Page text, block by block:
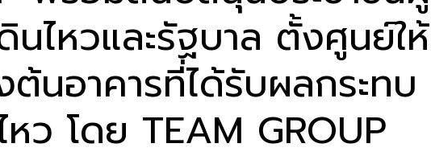
ไหวและรัฐบาล ตั้งศูนย์ให้
ต้นอาคารที่ได้รับผลกระทบ
ว โดย TEAM GROUP